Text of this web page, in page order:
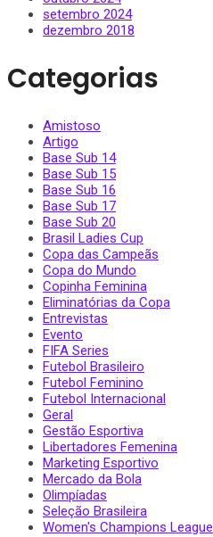
setembro 2024
dezembro 2018
Categorias
Amistoso
Artigo
Base Sub 14
Base Sub 15
Base Sub 16
Base Sub 17
Base Sub 20
Brasil Ladies Cup
Copa das Campeãs
Copa do Mundo
Copinha Feminina
Eliminatórias da Copa
Entrevistas
Evento
FIFA Series
Futebol Brasileiro
Futebol Feminino
Futebol Internacional
Geral
Gestão Esportiva
Libertadores Femenina
Marketing Esportivo
Mercado da Bola
Olimpíadas
Seleção Brasileira
Women's Champions League